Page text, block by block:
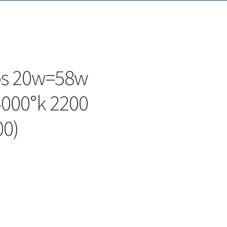
20w=58w
2200